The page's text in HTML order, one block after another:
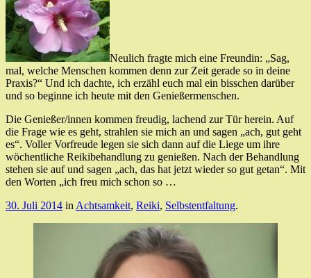
Neulich fragte mich eine Freundin: „Sag,
mal, welche Menschen kommen denn zur Zeit gerade so in deine
Praxis?“ Und ich dachte, ich erzähl euch mal ein bisschen darüber
und so beginne ich heute mit den Genießermenschen.
Die Genießer/innen kommen freudig, lachend zur Tür herein. Auf
die Frage wie es geht, strahlen sie mich an und sagen „ach, gut geht
es“. Voller Vorfreude legen sie sich dann auf die Liege um ihre
wöchentliche Reikibehandlung zu genießen. Nach der Behandlung
stehen sie auf und sagen „ach, das hat jetzt wieder so gut getan“. Mit
den Worten „ich freu mich schon so …
30. Juli 2014 inAchtsamkeit, Reiki, Selbstentfaltung.